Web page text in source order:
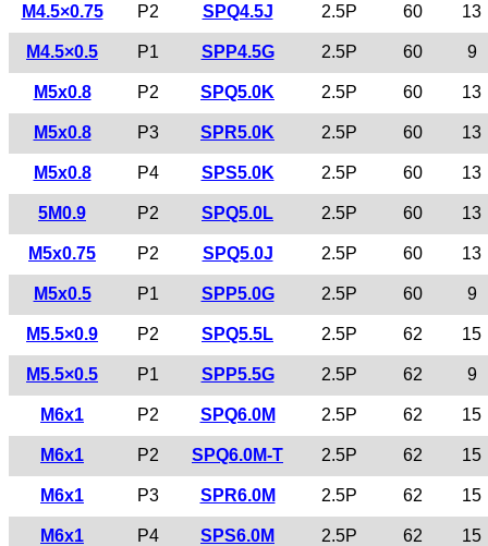
M4.5×0.75 P2 SPQ4.5J 2.5P 60 13
M4.5×0.5 P1 SPP4.5G 2.5P 60 9
M5x0.8 P2 SPQ5.0K 2.5P 60 13
M5x0.8 P3 SPR5.0K 2.5P 60 13
M5x0.8 P4 SPS5.0K 2.5P 60 13
5M0.9 P2 SPQ5.0L 2.5P 60 13
M5x0.75 P2 SPQ5.0J 2.5P 60 13
M5x0.5 P1 SPP5.0G 2.5P 60 9
M5.5×0.9 P2 SPQ5.5L 2.5P 62 15
M5.5×0.5 P1 SPP5.5G 2.5P 62 9
M6x1 P2 SPQ6.0M 2.5P 62 15
M6x1 P2 SPQ6.0M-T 2.5P 62 15
M6x1 P3 SPR6.0M 2.5P 62 15
M6x1 P4 SPS6.0M 2.5P 62 15